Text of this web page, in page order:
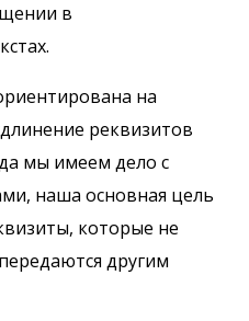
в
на
реквизитов
мы имеем дело с
наша основная цель
которые не
другим